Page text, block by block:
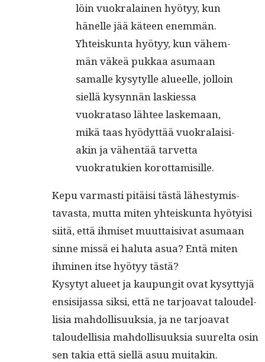
löin vuokralainen hyö­tyy, kun
hänelle jää käteen enem­män.
Yhteiskun­ta hyö­tyy, kun vähem­
män väkeä pukkaa asumaan
samalle kysytylle alueelle, jol­loin
siel­lä kysyn­nän lask­ies­sa
vuokrata­so läh­tee laske­maan,
mikä taas hyödyt­tää vuokralaisi­
akin ja vähen­tää tarvet­ta
vuokratukien korottamisille.
Kepu var­masti pitäisi tästä läh­estymis­
tavas­ta, mut­ta miten yhteiskun­ta hyö­ty­isi
siitä, että ihmiset muut­taisi­vat asumaan
sinne mis­sä ei halu­ta asua? Entä miten
ihmi­nen itse hyö­tyy tästä?
Kysy­tyt alueet ja kaupun­git ovat kysyt­tyjä
ensisi­jas­sa sik­si, että ne tar­joa­vat taloudel­
lisia mah­dol­lisuuk­sia, ja ne tar­joa­vat
taloudel­lisia mah­dol­lisuuk­sia suurelta osin
sen takia että siel­lä asuu muitakin.